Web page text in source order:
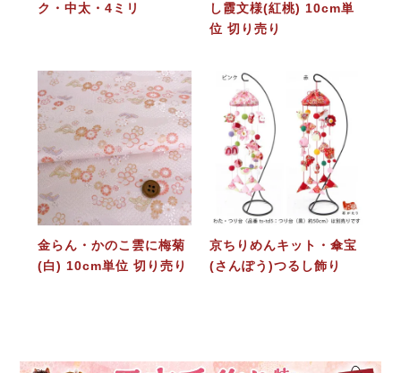
ク・中太・4ミリ
し霞文様(紅桃) 10cm単
位 切り売り
金らん・かのこ雲に梅菊
(白) 10cm単位 切り売り
京ちりめんキット・傘宝
(さんぽう)つるし飾り